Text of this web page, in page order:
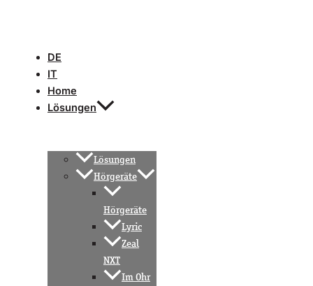
DE
IT
Home
Lösungen
Lösungen
Hörgeräte
Hörgeräte
Lyric
Zeal
NXT
Im Ohr